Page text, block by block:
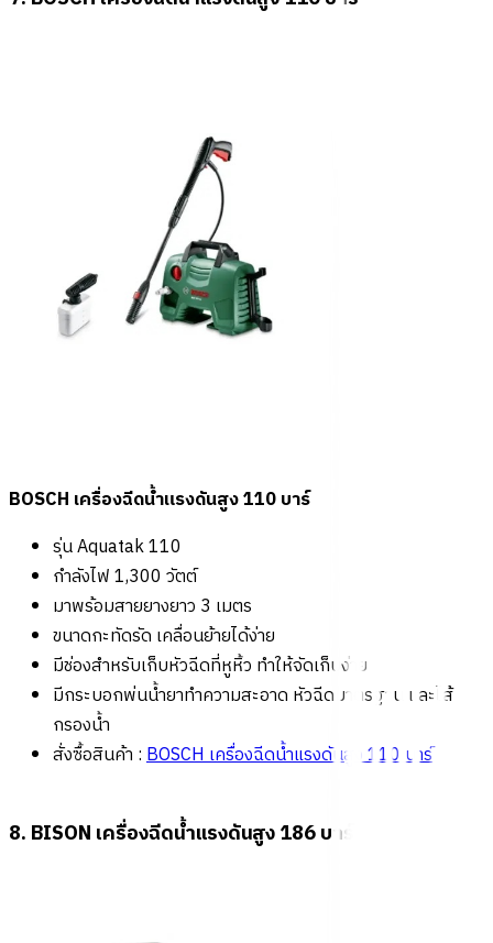
BOSCH เครื่องฉีดน้ำแรงดันสูง 110 บาร์
รุ่น Aquatak 110
กำลังไฟ 1,300 วัตต์
มาพร้อมสายยางยาว 3 เมตร
ขนาดกะทัดรัด เคลื่อนย้ายได้ง่าย
มีช่องสำหรับเก็บหัวฉีดที่หูหิ้ว ทำให้จัดเก็บง่าย
มีกระบอกพ่นน้ำยาทำความสะอาด หัวฉีดมาตรฐาน และไส้
กรองน้ำ
สั่งซื้อสินค้า :BOSCH เครื่องฉีดน้ำแรงดันสูง 110 บาร์
8. BISON เครื่องฉีดน้ำแรงดันสูง 186 บาร์